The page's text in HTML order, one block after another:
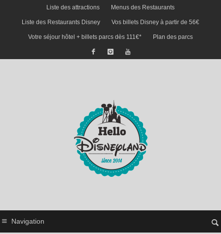
Liste des attractions Menus des Restaurants
Liste des Restaurants Disney Vos billets Disney à partir de 56€
Votre séjour hôtel + billets parcs dès 111€* Plan des parcs
Navigation